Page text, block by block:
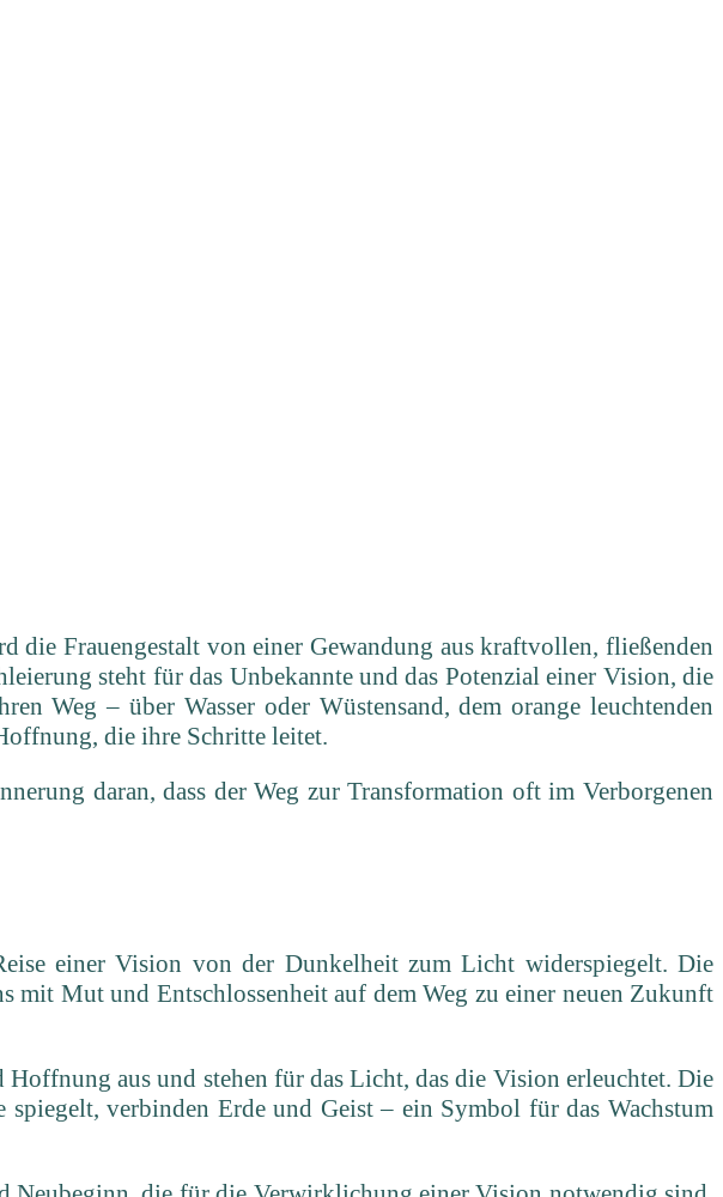
Frauengestalt von einer Gewandung aus kraftvollen, fließenden
steht für das Unbekannte und das Potenzial einer Vision, die
Weg – über Wasser oder Wüstensand, dem orange leuchtenden
die ihre Schritte leitet.
daran, dass der Weg zur Transformation oft im Verborgenen
einer Vision von der Dunkelheit zum Licht widerspiegelt. Die
Mut und Entschlossenheit auf dem Weg zu einer neuen Zukunft
aus und stehen für das Licht, das die Vision erleuchtet. Die
verbinden Erde und Geist – ein Symbol für das Wachstum